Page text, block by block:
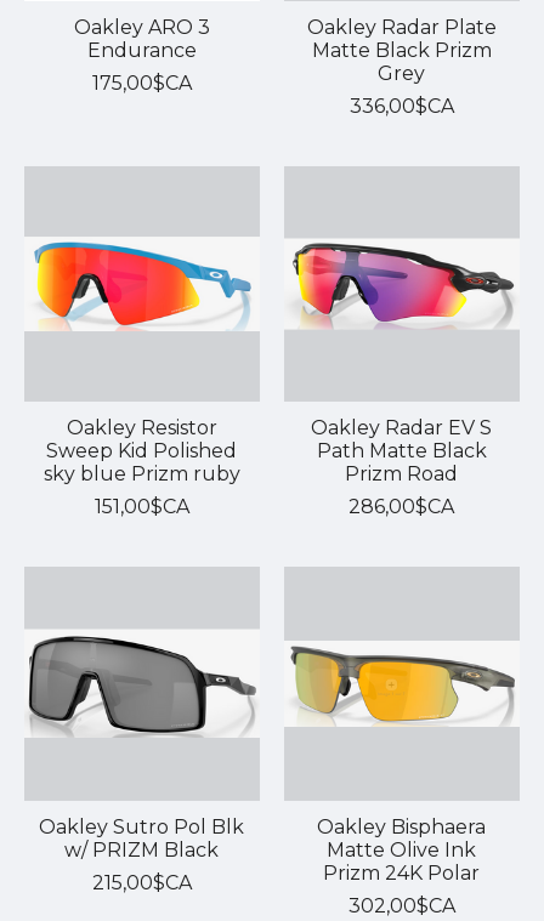
Oakley ARO 3
Endurance
175,00$CA
Oakley Radar Plate
Matte Black Prizm
Grey
336,00$CA
Oakley Resistor
Sweep Kid Polished
sky blue Prizm ruby
151,00$CA
Oakley Radar EV S
Path Matte Black
Prizm Road
286,00$CA
Oakley Sutro Pol Blk
w/ PRIZM Black
215,00$CA
Oakley Bisphaera
Matte Olive Ink
Prizm 24K Polar
302,00$CA